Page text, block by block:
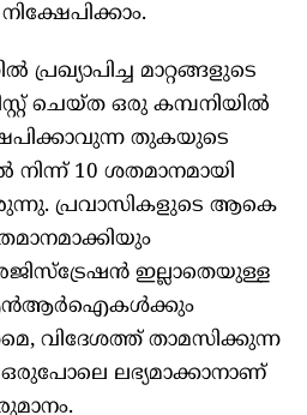
പ്രഖ്യാപിച്ച മാറ്റങ്ങളുടെ
ചെയ്ത ഒരു കമ്പനിയില്‍
തുകയുടെ
നിന്ന് 10 ശതമാനമായി
പ്രവാസികളുടെ ആകെ
ഇല്ലാതെയുള്ള
എന്‍ആര്‍ഐകള്‍ക്കും
വിദേശത്ത് താമസിക്കുന്ന
ലഭ്യമാക്കാനാണ്